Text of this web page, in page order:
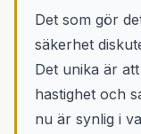
Det som gör
säkerhet
Det unika är
hastighet och
nu är synlig i